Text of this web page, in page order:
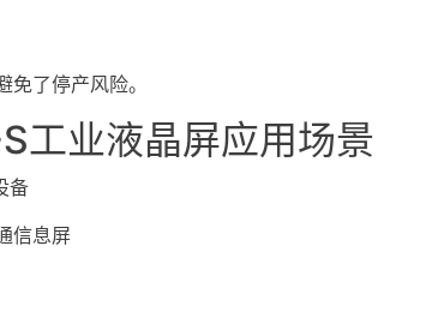
了停产风险。
业液晶屏应用场景
备
信息屏